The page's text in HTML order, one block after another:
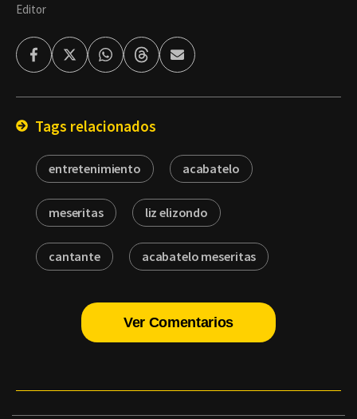
Editor
FacebookTwitterWhatsappThreadsEnviar
por
Tags relacionados
entretenimiento acabatelo
meseritas liz elizondo
cantante acabatelo meseritas
Ver Comentarios